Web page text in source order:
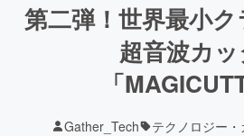
第二弾！世界最小
超音波カ
「
Gather_Tech テクノロジー・